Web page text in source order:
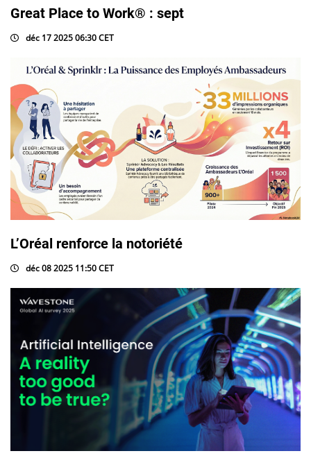
Great Place to Work® : sept
déc 17 2025 06:30 CET
L’Oréal renforce la notoriété
déc 08 2025 11:50 CET